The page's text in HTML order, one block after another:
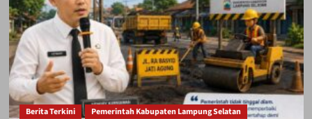
Berita Terkini Pemerintah Kabupaten Lampung Selatan